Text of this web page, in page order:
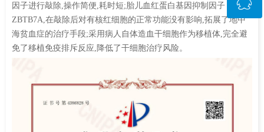
因子进行敲除,操作简便,耗时短;胎儿血红蛋白基因抑制因子
ZBTB7A,在敲除后对有核红细胞的正常功能没有影响,拓展了地中
海贫血症的治疗手段;采用病人自体造血干细胞作为移植体,完全避
免了移植免疫排斥反应,降低了干细胞治疗风险。
QQ客服